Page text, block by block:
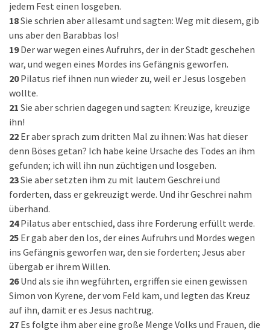
jedem Fest einen losgeben.
18Sie schrien aber allesamt und sagten: Weg mit diesem, gib
uns aber den Barabbas los!
19 Der war wegen eines Aufruhrs, der in der Stadt geschehen
war, und wegen eines Mordes ins Gefängnis geworfen.
20 Pilatus rief ihnen nun wieder zu, weil er Jesus losgeben
wollte.
21 Sie aber schrien dagegen und sagten: Kreuzige, kreuzige
ihn!
22 Er aber sprach zum dritten Mal zu ihnen: Was hat dieser
denn Böses getan? Ich habe keine Ursache des Todes an ihm
gefunden; ich will ihn nun züchtigen und losgeben.
23Sie aber setzten ihm zu mit lautem Geschrei und
forderten, dass er gekreuzigt werde. Und ihr Geschrei nahm
überhand.
24 Pilatus aber entschied, dass ihre Forderung erfüllt werde.
25 Er gab aber den los, der eines Aufruhrs und Mordes wegen
ins Gefängnis geworfen war, den sie forderten; Jesus aber
übergab er ihrem Willen.
26 Und als sie ihn wegführten, ergriffen sie einen gewissen
Simon von Kyrene, der vom Feld kam, und legten das Kreuz
auf ihn, damit er es Jesus nachtrug.
27 Es folgte ihm aber eine große Menge Volks und Frauen, die